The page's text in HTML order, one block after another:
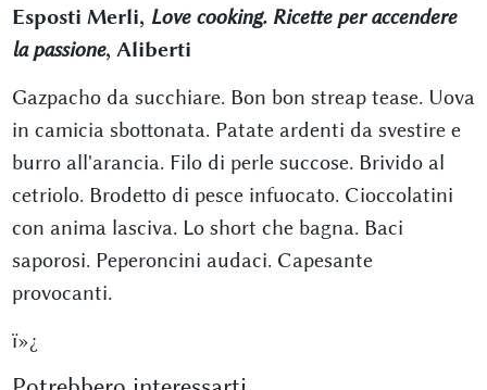
Esposti Merli, Love cooking. Ricette per accendere
la passione, Aliberti
Gazpacho da succhiare. Bon bon streap tease. Uova
in camicia sbottonata. Patate ardenti da svestire e
burro all'arancia. Filo di perle succose. Brivido al
cetriolo. Brodetto di pesce infuocato. Cioccolatini
con anima lasciva. Lo short che bagna. Baci
saporosi. Peperoncini audaci. Capesante
provocanti.
ï»¿